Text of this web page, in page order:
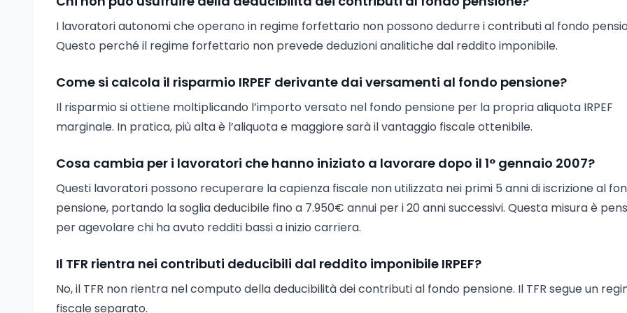
I lavoratori autonomi che operano in regime forfettario non possono dedurre i contributi al fondo
Questo perché il regime forfettario non prevede deduzioni analitiche dal reddito imponibile.
Come si calcola il risparmio IRPEF derivante dai versamenti al fondo pensione?
Il risparmio si ottiene moltiplicando l’importo versato nel fondo pensione per la propria aliquota IRPEF
marginale. In pratica, più alta è l’aliquota e maggiore sarà il vantaggio fiscale ottenibile.
Cosa cambia per i lavoratori che hanno iniziato a lavorare dopo il 1° gennaio 2007?
Questi lavoratori possono recuperare la capienza fiscale non utilizzata nei primi 5 anni di iscrizione al
pensione, portando la soglia deducibile fino a 7.950€ annui per i 20 anni successivi. Questa misura è
per agevolare chi ha avuto redditi bassi a inizio carriera.
Il TFR rientra nei contributi deducibili dal reddito imponibile IRPEF?
No, il TFR non rientra nel computo della deducibilità dei contributi al fondo pensione. Il TFR segue un
fiscale separato.